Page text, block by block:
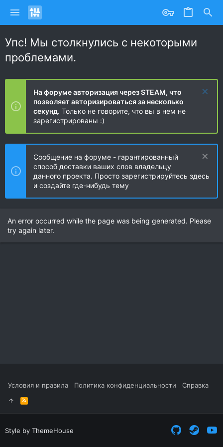
Упс! Мы столкнулись с некоторыми
проблемами.
На форуме авторизация через STEAM, что
позволяет авторизироваться за несколько
секунд. Только не говорите, что вы в нем не
зарегистрированы :)
Сообщение на форуме - гарантированный
способ доставки ваших слов владельцу
данного проекта. Просто зарегистрируйтесь здесь
и создайте где-нибудь тему
An error occurred while the page was being generated. Please
try again later.
Условия и правила Политика конфиденциальности Справка
R
S
S
Style by ThemeHouse